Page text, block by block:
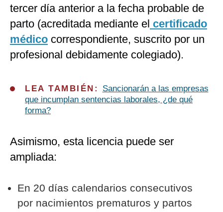
tercer día anterior a la fecha probable de
parto (acreditada mediante el certificado
médico correspondiente, suscrito por un
profesional debidamente colegiado).
LEA TAMBIÉN: Sancionarán a las empresas
que incumplan sentencias laborales, ¿de qué
forma?
Asimismo, esta licencia puede ser
ampliada:
En 20 días calendarios consecutivos
por nacimientos prematuros y partos